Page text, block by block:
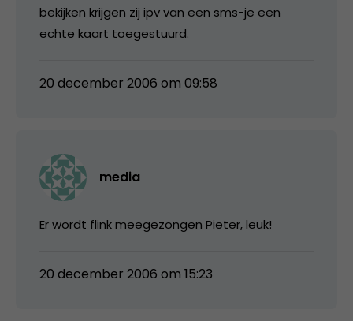
bekijken krijgen zij ipv van een sms-je een
echte kaart toegestuurd.
20 december 2006 om 09:58
media
Er wordt flink meegezongen Pieter, leuk!
20 december 2006 om 15:23